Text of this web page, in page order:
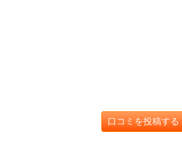
口コミを投稿する